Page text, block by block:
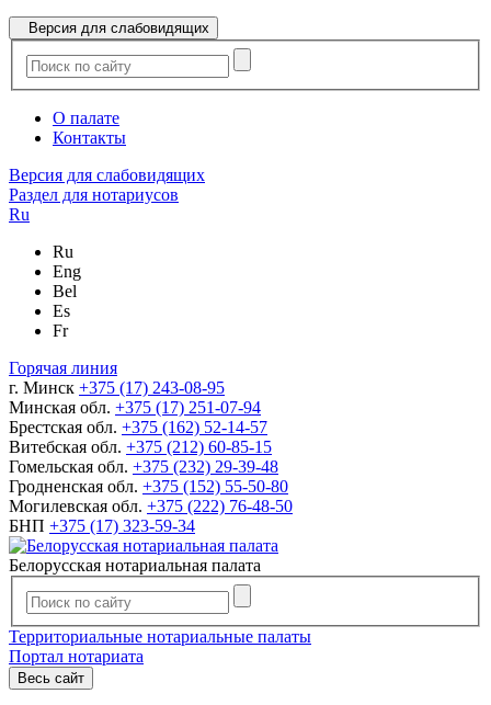
Версия для слабовидящих
О палате
Контакты
Версия для слабовидящих
Раздел для нотариусов
Ru
Ru
Eng
Bel
Es
Fr
Горячая линия
г. Минск +375 (17) 243-08-95
Минская обл. +375 (17) 251-07-94
Брестская обл. +375 (162) 52-14-57
Витебская обл. +375 (212) 60-85-15
Гомельская обл. +375 (232) 29-39-48
Гродненская обл. +375 (152) 55-50-80
Могилевская обл. +375 (222) 76-48-50
БНП +375 (17) 323-59-34
Белорусская нотариальная палата
Территориальные нотариальные палаты
Портал нотариата
Весь сайт